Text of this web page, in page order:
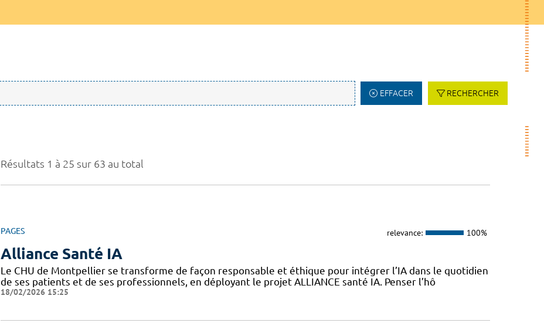
EFFACER RECHERCHER
Résultats 1 à 25 sur 63 au total
PAGES relevance: 100%
Alliance Santé IA
Le CHU de Montpellier se transforme de façon responsable et éthique pour intégrer l’IA dans le quotidien
de ses patients et de ses professionnels, en déployant le projet ALLIANCE santé IA. Penser l’hô
18/02/2026 15:25